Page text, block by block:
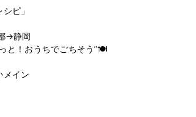
ピ」
→静岡
と！おうちでごちそう”🍽
メイン